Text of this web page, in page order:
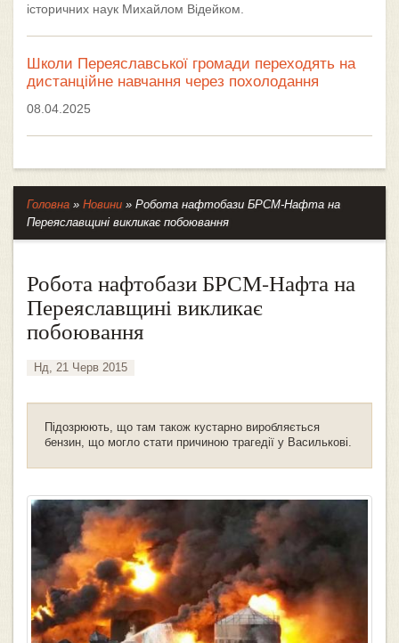
історичних наук Михайлом Відейком.
Школи Переяславської громади переходять на
дистанційне навчання через похолодання
08.04.2025
Головна » Новини » Робота нафтобази БРСМ-Нафта на
Переяславщині викликає побоювання
Робота нафтобази БРСМ-Нафта на
Переяславщині викликає
побоювання
Нд, 21 Черв 2015
Підозрюють, що там також кустарно виробляється
бензин, що могло стати причиною трагедії у Василькові.